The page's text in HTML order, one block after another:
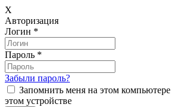
X
Авторизация
Логин *
Пароль *
Забыли пароль?
Запомнить меня на этом компьютере
этом устройстве